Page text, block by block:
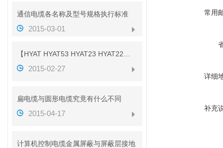
通信电缆各名称及型号规格执行标准
2015-03-01
2015-02-27
扁电缆与圆形电缆究竟有什么不同
2015-04-17
计算机控制电缆金属屏蔽与屏蔽层接地
常用
详细
补充